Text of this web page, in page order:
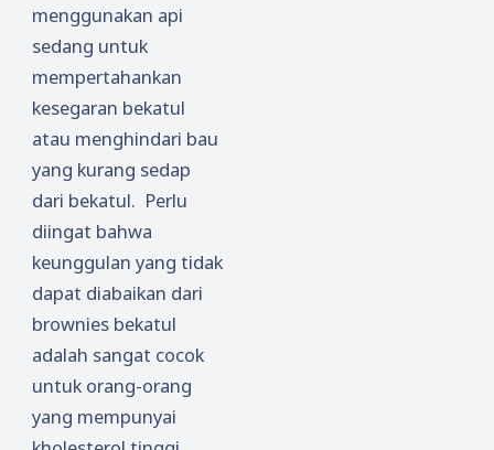
menggunakan api
sedang untuk
mempertahankan
kesegaran bekatul
atau menghindari bau
yang kurang sedap
dari bekatul. Perlu
diingat bahwa
keunggulan yang tidak
dapat diabaikan dari
brownies bekatul
adalah sangat cocok
untuk orang-orang
yang mempunyai